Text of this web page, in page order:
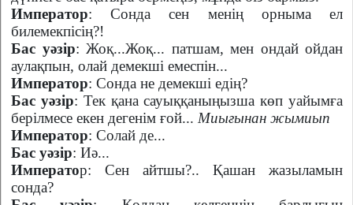
Император: Сонда сен менің орныма ел
билемекпісің?!
Бас уәзір: Жоқ...Жоқ... патшам, мен ондай ойдан
аулақпын, олай демекші емеспін...
Император: Сонда не демекші едің?
Бас уәзір: Тек қана сауыққаныңызша көп уайымға
берілмесе екен дегенім ғой... Миығынан жымиып
Император: Солай де...
Бас уәзір: Иә...
Император: Сен айтшы?.. Қашан жазыламын
сонда?